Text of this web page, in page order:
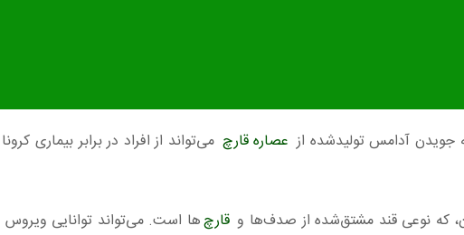
جویدن آدامس تولیدشده از عصاره قارچ
که نوعی قند مشتق‌شده از صدف‌ها و قارچ‌ها است. می‌تواند توانایی ویروس